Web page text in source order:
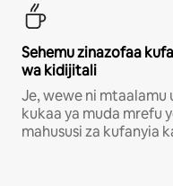
Sehemu zinazofaa
wa kidijitali
Je, wewe ni mtaalamu
kukaa ya muda mrefu
mahususi za kufanyia